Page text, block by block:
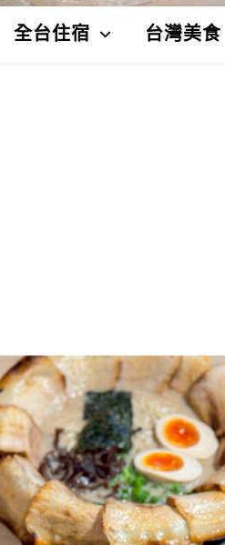
全台住宿 台灣美食